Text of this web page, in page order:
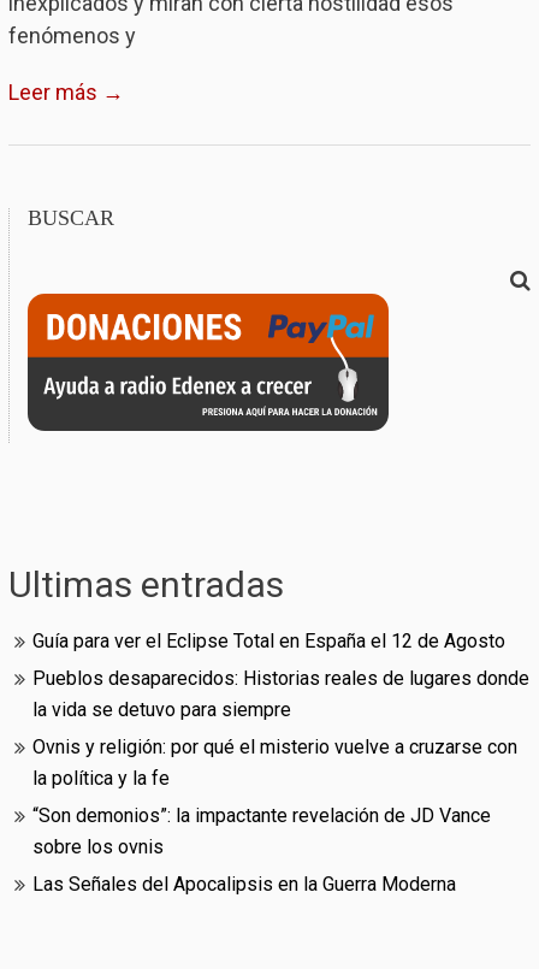
fenómenos y
Leer más →
BUSCAR
Ultimas entradas
Guía para ver el Eclipse Total en España el 12 de Agosto
Pueblos desaparecidos: Historias reales de lugares donde
la vida se detuvo para siempre
Ovnis y religión: por qué el misterio vuelve a cruzarse con
la política y la fe
“Son demonios”: la impactante revelación de JD Vance
sobre los ovnis
Las Señales del Apocalipsis en la Guerra Moderna